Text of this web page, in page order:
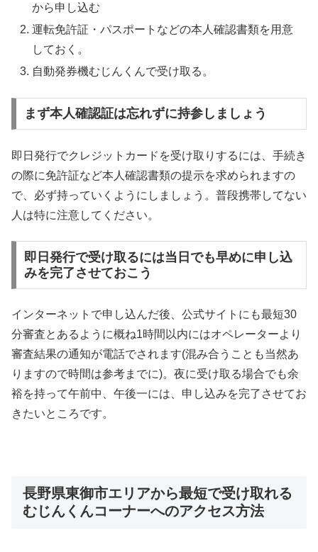
から申し込む
運転免許証・パスポートなどの本人確認書類を用意
しておく。
自動発券機むじんくんで受け取る。
まず本人確認証は忘れずに持参しましょう
即日発行でクレジットカードを受け取りするには、手続き
の際に免許証など本人確認書類の提示を求められますの
で、必ず持っていくようにしましょう。普段携帯してない
人は特に注意してください。
即日発行で受け取るには当日でも早めに申し込
みを完了させておこう
インターネットで申し込んだ後、公式サイトにも最短30
分審査とあるように概ね1時間以内にはオペレーターより
審査結果の通知が電話でされます(混み合うことも当然あ
りますので時間は参考までに)。夜に受け取る場合でも余
裕を持って午前中、午後一には、申し込みを完了させてお
きたいところです。
長野県東御市エリアから最短で受け取れる
むじんくんコーナーへのアクセス方法